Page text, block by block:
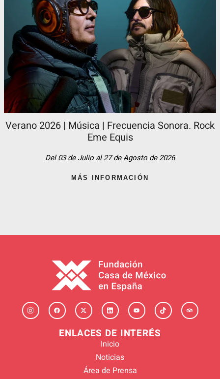
Verano 2026 | Música | Frecuencia Sonora. Rock
Eme Equis
Del 03 de Julio al 27 de Agosto de 2026
MÁS INFORMACIÓN
ENLACES DE INTERÉS
Inicio
Noticias
Área de Prensa